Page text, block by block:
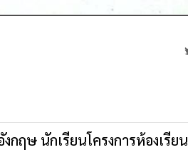
กฤษ นักเรียนโครงการห้องเรียน